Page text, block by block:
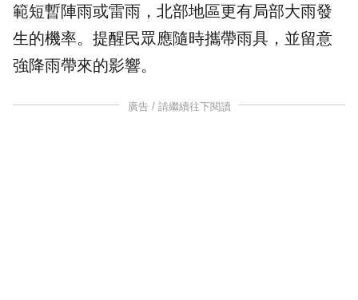
範短暫陣雨或雷雨 ，北部地區更有局部大雨發
生的機率。提醒民眾應隨時攜帶雨具，並留意
強降雨帶來的影響。
廣告 / 請繼續往下閱讀